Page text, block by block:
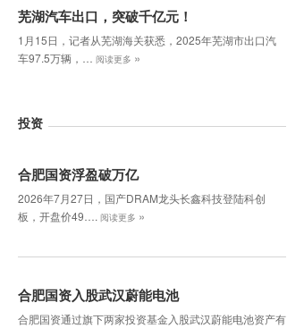
芜湖汽车出口，突破千亿元！
1月15日，记者从芜湖海关获悉，2025年芜湖市出口汽
车97.5万辆，…
阅读更多 »
投资
合肥国资浮盈破万亿
2026年7月27日，国产DRAM龙头长鑫科技登陆科创
板，开盘价49…. 阅读更多 »
合肥国资入股武汉蔚能电池
合肥国资通过旗下两家投资基金入股武汉蔚能电池资产有